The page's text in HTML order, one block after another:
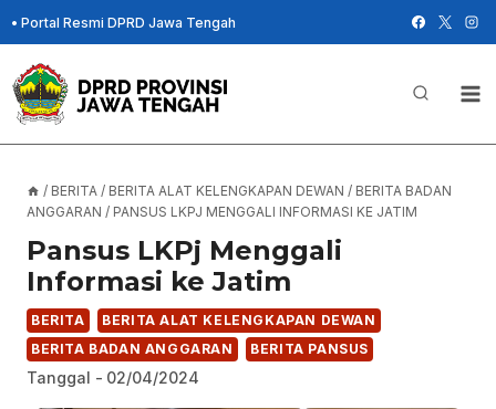
Skip
to
content
• Portal Resmi DPRD Jawa Tengah
/ BERITA / BERITA ALAT KELENGKAPAN DEWAN / BERITA BADAN
ANGGARAN / PANSUS LKPJ MENGGALI INFORMASI KE JATIM
Pansus LKPj Menggali
Informasi ke Jatim
BERITA
BERITA ALAT KELENGKAPAN DEWAN
BERITA BADAN ANGGARAN
BERITA PANSUS
Tanggal - 02/04/2024